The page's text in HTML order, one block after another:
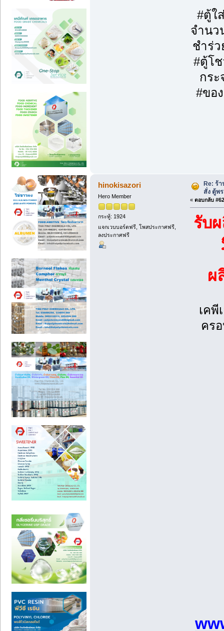
#ตู้ใ
จำนว
ชำร่
#ตู้โ
กร
#ขอ
hinokisazori
Hero Member
กระทู้: 1924
แจกเวบบอร์ดฟรี, โพสประกาศฟรี,
ลงประกาศฟรี
Re: ร้
สั่ง ตู้พ
« ตอบกลับ
รับ
ผ
เค
คร